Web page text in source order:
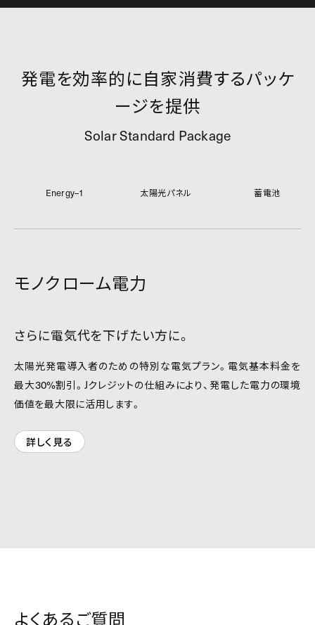
発電を効率的に自家消費するパッケ
ージを提供
Solar Standard Package
Energy–1 太陽光パネル 蓄電池
モノクローム電力
さらに電気代を下げたい方に。
太陽光発電導入者のための特別な電気プラン。電気基本料金を
最大30%割引。Jクレジットの仕組みにより、発電した電力の環境
価値を最大限に活用します。
詳しく見る
よくあるご質問